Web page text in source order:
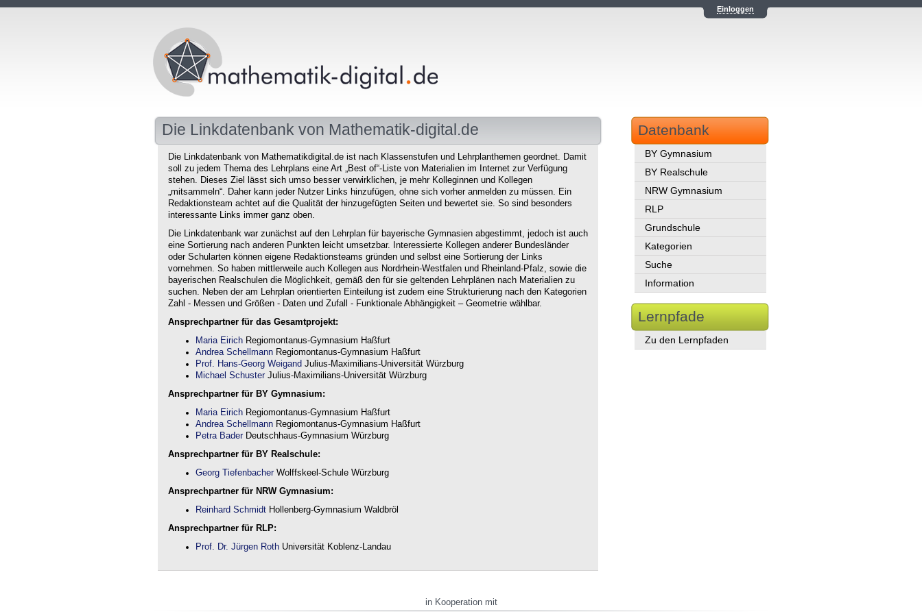
Einloggen
Die Linkdatenbank von Mathematik-digital.de
Die Linkdatenbank von Mathematikdigital.de ist nach Klassenstufen und Lehrplanthemen geordnet. Damit
soll zu jedem Thema des Lehrplans eine Art „Best of“-Liste von Materialien im Internet zur Verfügung
stehen. Dieses Ziel lässt sich umso besser verwirklichen, je mehr Kolleginnen und Kollegen
„mitsammeln“. Daher kann jeder Nutzer Links hinzufügen, ohne sich vorher anmelden zu müssen. Ein
Redaktionsteam achtet auf die Qualität der hinzugefügten Seiten und bewertet sie. So sind besonders
interessante Links immer ganz oben.
Die Linkdatenbank war zunächst auf den Lehrplan für bayerische Gymnasien abgestimmt, jedoch ist auch
eine Sortierung nach anderen Punkten leicht umsetzbar. Interessierte Kollegen anderer Bundesländer
oder Schularten können eigene Redaktionsteams gründen und selbst eine Sortierung der Links
vornehmen. So haben mittlerweile auch Kollegen aus Nordrhein-Westfalen und Rheinland-Pfalz, sowie die
bayerischen Realschulen die Möglichkeit, gemäß den für sie geltenden Lehrplänen nach Materialien zu
suchen. Neben der am Lehrplan orientierten Einteilung ist zudem eine Strukturierung nach den Kategorien
Zahl - Messen und Größen - Daten und Zufall - Funktionale Abhängigkeit – Geometrie wählbar.
Ansprechpartner für das Gesamtprojekt:
Maria Eirich Regiomontanus-Gymnasium Haßfurt
Andrea Schellmann Regiomontanus-Gymnasium Haßfurt
Prof. Hans-Georg Weigand Julius-Maximilians-Universität Würzburg
Michael Schuster Julius-Maximilians-Universität Würzburg
Ansprechpartner für BY Gymnasium:
Maria Eirich Regiomontanus-Gymnasium Haßfurt
Andrea Schellmann Regiomontanus-Gymnasium Haßfurt
Petra Bader Deutschhaus-Gymnasium Würzburg
Ansprechpartner für BY Realschule:
Georg Tiefenbacher Wolffskeel-Schule Würzburg
Ansprechpartner für NRW Gymnasium:
Reinhard Schmidt Hollenberg-Gymnasium Waldbröl
Ansprechpartner für RLP:
Prof. Dr. Jürgen Roth Universität Koblenz-Landau
Datenbank
BY Gymnasium
BY Realschule
NRW Gymnasium
RLP
Grundschule
Kategorien
Suche
Information
Lernpfade
Zu den Lernpfaden
in Kooperation mit